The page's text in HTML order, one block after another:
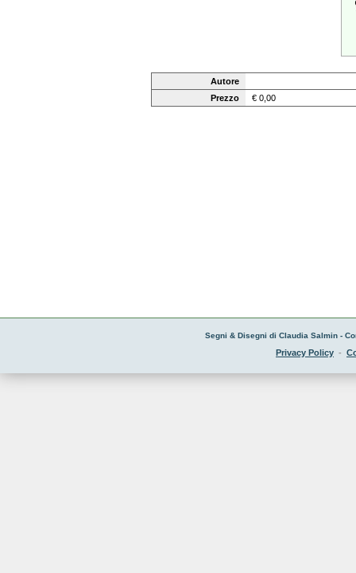
Autore
Prezzo
€ 0,00
Segni & Disegni di Claudia Salmin -
Privacy Policy -